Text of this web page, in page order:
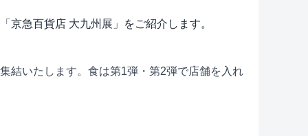
京急百貨店 大九州展」をご紹介します。
結いたします。食は第1弾・第2弾で店舗を入れ